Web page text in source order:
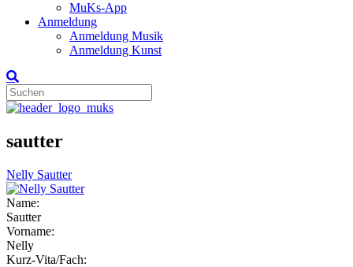
MuKs-App
Anmeldung
Anmeldung Musik
Anmeldung Kunst
sautter
Nelly Sautter
Name:
Sautter
Vorname:
Nelly
Kurz-Vita/Fach: